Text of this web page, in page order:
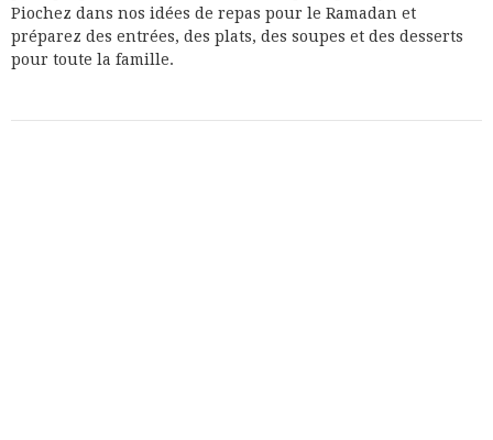
Piochez dans nos idées de repas pour le Ramadan et
préparez des entrées, des plats, des soupes et des desserts
pour toute la famille.